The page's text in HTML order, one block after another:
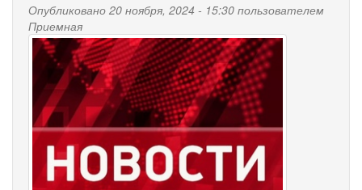
Опубликовано 20 ноября, 2024 - 15:30 пользователем
Приемная